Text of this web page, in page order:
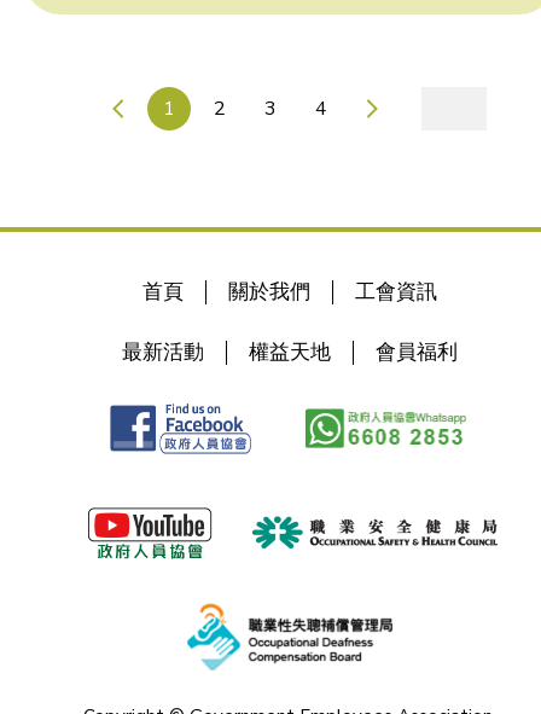
1 2 3 4
首頁 關於我們 工會資訊
最新活動 權益天地 會員福利